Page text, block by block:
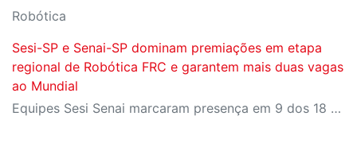
Robótica
Sesi-SP e Senai-SP dominam premiações em etapa
regional de Robótica FRC e garantem mais duas vagas
ao Mundial
Equipes Sesi Senai marcaram presença em 9 dos 18 prêmios técnicos da competição, que ainda deu à Octopus (Bauru) e à Stardust (Limeira) vagas para o Mundial nos Estados Unidos